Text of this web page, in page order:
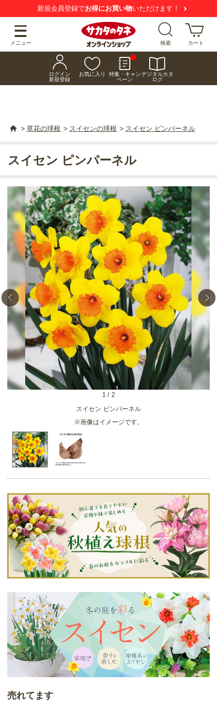
新規会員登録でお得にお買い物いただけます！
メニュー 検索 カート
ログイン
新規登録
お気に入り
特集・キャン
ペーン
デジタルカタ
ログ
> 草花の球根 > スイセンの球根 > スイセン ピンパーネル
スイセン ピンパーネル
※画像はイメージです。
1 / 2
スイセン ピンパーネル
売れてます